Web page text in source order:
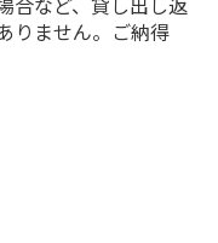
りません。ご納得